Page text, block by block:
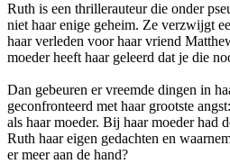
Ruth is een thrillerauteur die onder
niet haar enige geheim. Ze verzwijgt
haar verleden voor haar vriend
moeder heeft haar geleerd dat je die
Dan gebeuren er vreemde dingen in
geconfronteerd met haar grootste
als haar moeder. Bij haar moeder had
Ruth haar eigen gedachten en
er meer aan de hand?